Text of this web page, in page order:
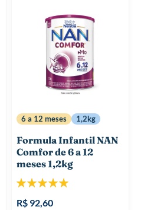
6 a 12 meses 1,2kg
Formula Infantil NAN
Comfor de 6 a 12
meses 1,2kg
Classificação:
R$ 92,60